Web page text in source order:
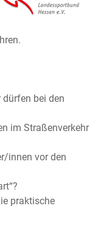
dürfen bei den
im Straßenverkehr
innen vor den
praktische